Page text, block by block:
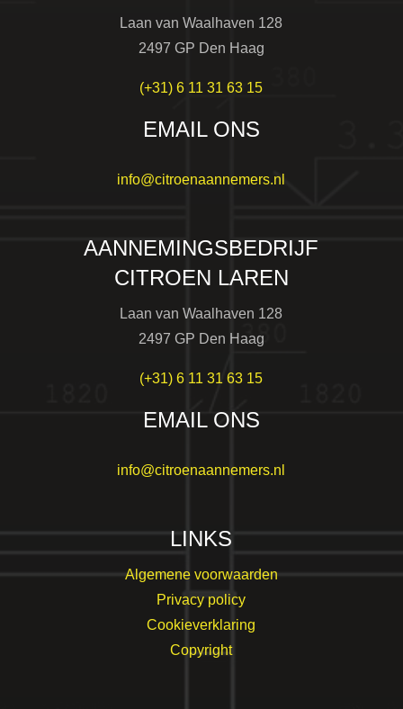
Laan van Waalhaven 128
2497 GP Den Haag
(+31) 6 11 31 63 15
EMAIL ONS
info@citroenaannemers.nl
AANNEMINGSBEDRIJF
CITROEN LAREN
Laan van Waalhaven 128
2497 GP Den Haag
(+31) 6 11 31 63 15
EMAIL ONS
info@citroenaannemers.nl
LINKS
Algemene voorwaarden
Privacy policy
Cookieverklaring
Copyright